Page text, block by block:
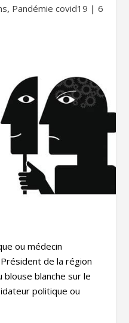
, Pandémie covid19 | 6
ou médecin
de la région
blouse blanche sur le
politique ou